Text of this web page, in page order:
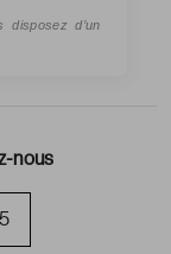
nous
disposez d’un